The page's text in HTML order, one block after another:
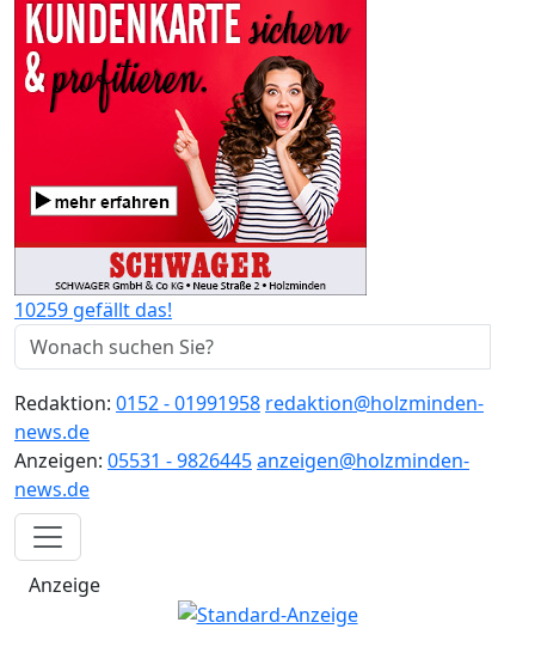
10259 gefällt das!
Redaktion: 0152 - 01991958 redaktion@holzminden-
news.de
Anzeigen: 05531 - 9826445anzeigen@holzminden-
news.de
Anzeige